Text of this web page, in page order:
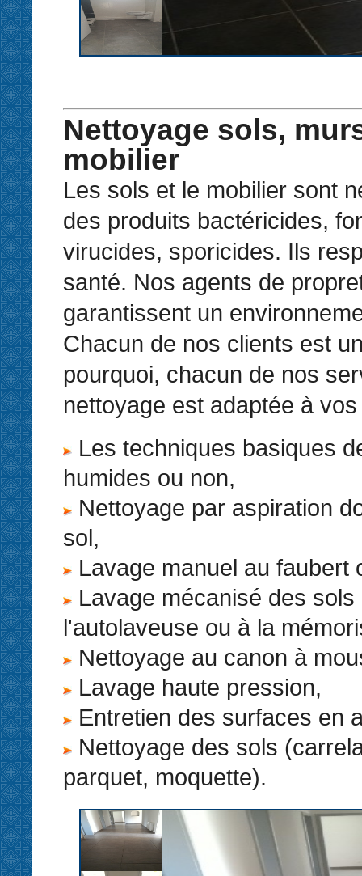
Nettoyage sols,
mobilier
Les sols et le mobilier sont
des produits bactéricides,
virucides, sporicides. Ils
santé. Nos agents de
garantissent un
Chacun de nos clients est
pourquoi, chacun de nos
nettoyage est adaptée à
Les techniques basiques
humides ou non,
Nettoyage par aspiration
sol,
Lavage manuel au faubert
Lavage mécanisé des sols
l'autolaveuse ou à la
Nettoyage au canon à
Lavage haute pression,
Entretien des surfaces en
Nettoyage des sols
parquet, moquette).